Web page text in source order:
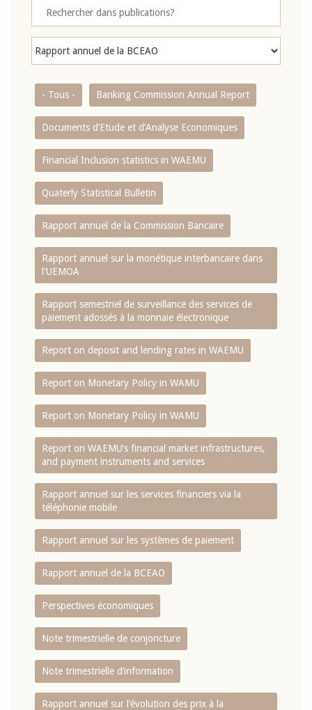
- Tous - Banking Commission Annual Report
Documents d’Etude et d’Analyse Economiques
Financial Inclusion statistics in WAEMU
Quaterly Statistical Bulletin
Rapport annuel de la Commission Bancaire
Rapport annuel sur la monétique interbancaire dans
l'UEMOA
Rapport semestriel de surveillance des services de
paiement adossés à la monnaie électronique
Report on deposit and lending rates in WAEMU
Report on Monetary Policy in WAMU
Report on Monetary Policy in WAMU
Report on WAEMU’s financial market infrastructures,
and payment instruments and services
Rapport annuel sur les services financiers via la
téléphonie mobile
Rapport annuel sur les systèmes de paiement
Rapport annuel de la BCEAO
Perspectives économiques
Note trimestrielle de conjoncture
Note trimestrielle d‘information
Rapport annuel sur l‘évolution des prix à la